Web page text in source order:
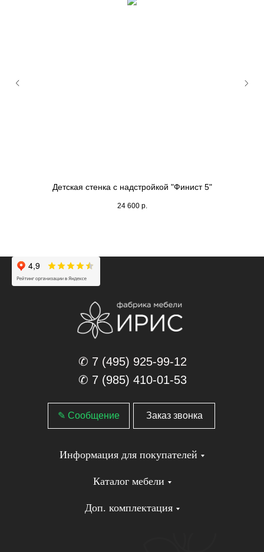
Детская стенка с надстройкой "Финист 5"
24 600 р.
✆ 7 (495) 925-99-12
✆ 7 (985) 410-01-53
✎ Сообщение Заказ звонка
Информация для покупателей
Каталог мебели
Доп. комплектация